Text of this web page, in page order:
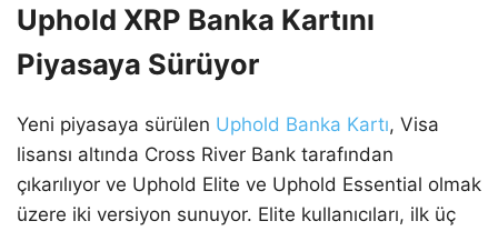
Uphold XRP Banka Kartını
Piyasaya Sürüyor
Yeni piyasaya sürülen Uphold Banka Kartı, Visa
lisansı altında Cross River Bank tarafından
çıkarılıyor ve Uphold Elite ve Uphold Essential olmak
üzere iki versiyon sunuyor. Elite kullanıcıları, ilk üç